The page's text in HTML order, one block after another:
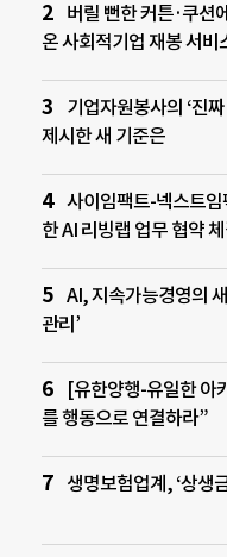
버릴 뻔한 커튼·쿠션
온 사회적기업 재봉 서비
기업자원봉사의 ‘진
제시한 새 기준은
사이임팩트-넥스트임
한 AI 리빙랩 업무 협약
AI, 지속가능경영의
관리’
[유한양행-유일한 아
를 행동으로 연결하라”
생명보험업계, ‘상생